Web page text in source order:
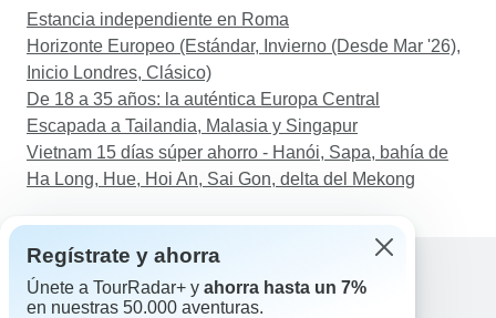
Estancia independiente en Roma
Horizonte Europeo (Estándar, Invierno (Desde Mar '26),
Inicio Londres, Clásico)
De 18 a 35 años: la auténtica Europa Central
Escapada a Tailandia, Malasia y Singapur
Vietnam 15 días súper ahorro - Hanói, Sapa, bahía de
Ha Long, Hue, Hoi An, Sai Gon, delta del Mekong
Ayuda
Regístrate y ahorra
Únete a TourRadar+ y ahorra hasta un 7%
en nuestras 50.000 aventuras.